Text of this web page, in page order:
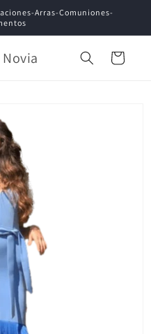
Arras-Comuniones-
Carrito